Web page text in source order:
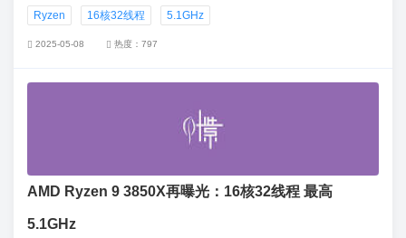
Ryzen 16核32线程 5.1GHz
2025-05-08 热度：797
AMD Ryzen 9 3850X再曝光：16核32线程 最高
5.1GHz